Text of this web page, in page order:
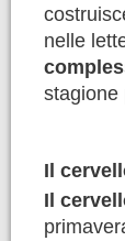
nelle
stagione
Il
Il